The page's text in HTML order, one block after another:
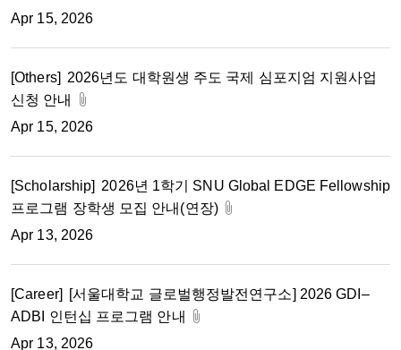
Apr 15, 2026
[Others] 2026년도 대학원생 주도 국제 심포지엄 지원사업
신청 안내
Apr 15, 2026
[Scholarship] 2026년 1학기 SNU Global EDGE Fellowship
프로그램 장학생 모집 안내(연장)
Apr 13, 2026
[Career]
[서울대학교 글로벌행정발전연구소] 2026 GDI–
ADBI 인턴십 프로그램 안내
Apr 13, 2026